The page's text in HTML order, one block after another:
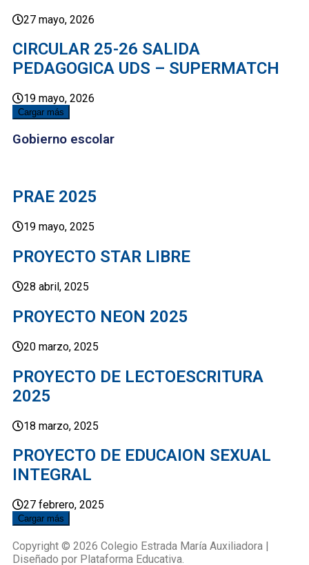
27 mayo, 2026
CIRCULAR 25-26 SALIDA
PEDAGOGICA UDS – SUPERMATCH
19 mayo, 2026
Cargar más
Gobierno escolar
PRAE 2025
19 mayo, 2025
PROYECTO STAR LIBRE
28 abril, 2025
PROYECTO NEON 2025
20 marzo, 2025
PROYECTO DE LECTOESCRITURA
2025
18 marzo, 2025
PROYECTO DE EDUCAION SEXUAL
INTEGRAL
27 febrero, 2025
Cargar más
Copyright © 2026 Colegio Estrada María Auxiliadora |
Diseñado por Plataforma Educativa.